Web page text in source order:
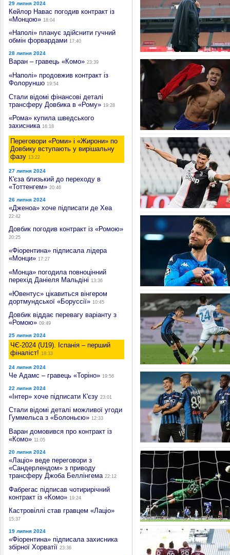
29 липня 2024
Кейлор Навас погодив контракт із
«Монцою» 18:04
«Наполі» планує здійснити гучний
обмін форвардами 17:40
28 липня 2024
Варан – гравець «Комо» 23:39
«Наполі» продовжив контракт із
Фолоруншо 19:54
Стали відомі фінансові деталі
трансферу Довбика в «Рому» 19:28
«Рома» купила шведського
захисника 16:18
Переговори «Роми» і «Жирони» по
Довбику вступають у вирішальну
фазу 13:22
27 липня 2024
К'єза близький до переходу в
«Тоттенгем» 20:46
26 липня 2024
«Дженоа» хоче підписати де Хеа
22:42
Довбик погодив контракт із «Ромою»
20:25
«Фіорентина» підписала лідера
«Монци» 17:27
«Монца» погодила повноцінний
перехід Даніеля Мальдіні 13:36
«Ювентус» цікавиться вінгером
дортмундської «Боруссії» 10:45
Довбик віддає перевагу варіанту з
«Ромою» 09:49
25 липня 2024
ЧЄ-2024 (U19). Іспанія – перший
фіналіст! 18:33
24 липня 2024
Че Адамс – гравець «Торіно» 19:56
22 липня 2024
«Інтер» хоче підписати К'єзу 23:01
Стали відомі деталі можливої угоди
Гуммельса з «Болоньєю» 12:33
Варан домовився про контракт із
«Комо» 11:05
20 липня 2024
«Лаціо» веде переговори з
«Сандерлендом» з приводу
трансферу Джоба Беллінгема 22:12
Фабрегас підписав чотирирічний
контракт із «Комо» 19:24
Кастровіллі став гравцем «Лаціо»
15:37
19 липня 2024
«Фіорентина» підписала захисника
збірної Хорватії 23:36